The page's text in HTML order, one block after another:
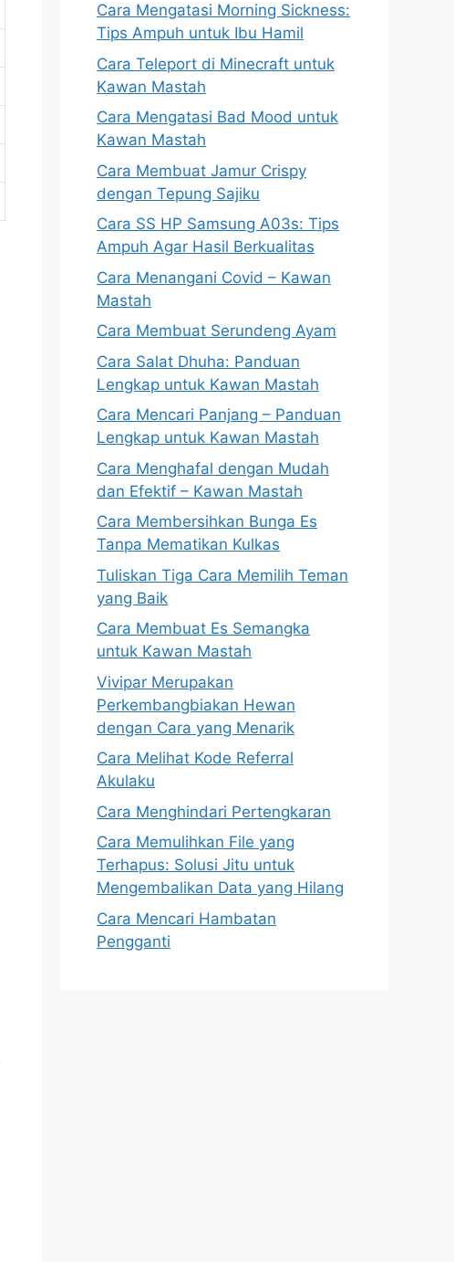
Cara Mengatasi Morning Sickness:
Tips Ampuh untuk Ibu Hamil
Cara Teleport di Minecraft untuk
Kawan Mastah
Cara Mengatasi Bad Mood untuk
Kawan Mastah
Cara Membuat Jamur Crispy
dengan Tepung Sajiku
Cara SS HP Samsung A03s: Tips
Ampuh Agar Hasil Berkualitas
Cara Menangani Covid – Kawan
Mastah
Cara Membuat Serundeng Ayam
Cara Salat Dhuha: Panduan
Lengkap untuk Kawan Mastah
Cara Mencari Panjang – Panduan
Lengkap untuk Kawan Mastah
Cara Menghafal dengan Mudah
dan Efektif – Kawan Mastah
Cara Membersihkan Bunga Es
Tanpa Mematikan Kulkas
Tuliskan Tiga Cara Memilih Teman
yang Baik
Cara Membuat Es Semangka
untuk Kawan Mastah
Vivipar Merupakan
Perkembangbiakan Hewan
dengan Cara yang Menarik
Cara Melihat Kode Referral
Akulaku
Cara Menghindari Pertengkaran
Cara Memulihkan File yang
Terhapus: Solusi Jitu untuk
Mengembalikan Data yang Hilang
Cara Mencari Hambatan
Pengganti